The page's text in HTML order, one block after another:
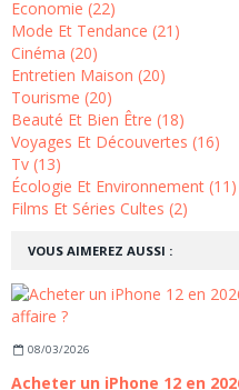
VOUS AIMEREZ AUSSI :
08/03/2026
Economie (22)
Mode Et Tendance (21)
Cinéma (20)
Entretien Maison (20)
Tourisme (20)
Beauté Et Bien Être (18)
Voyages Et Découvertes (16)
Tv (13)
Écologie Et Environnement (11)
Films Et Séries Cultes (2)